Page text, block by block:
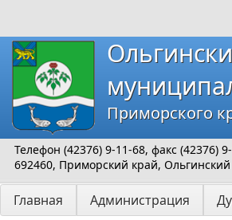
Приморского
Телефон (42376) 9-11-68, факс (42376)
692460, Приморский край,
Главная Администрация